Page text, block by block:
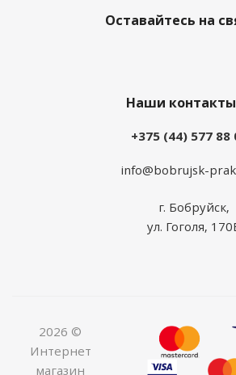
Оставайтесь на
Наши контакты
+375 (44) 577 88
info@bobrujsk-
г. Бобруйск,
ул. Гоголя,
2026 ©
Интернет
магазин